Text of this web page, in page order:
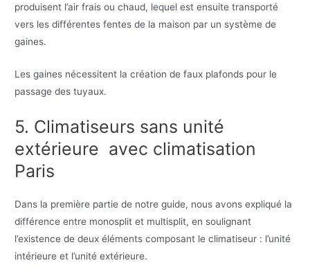
produisent l’air frais ou chaud, lequel est ensuite transporté
vers les différentes fentes de la maison par un système de
gaines.
Les gaines nécessitent la création de faux plafonds pour le
passage des tuyaux.
5. Climatiseurs sans unité
extérieure avec climatisation
Paris
Dans la première partie de notre guide, nous avons expliqué la
différence entre monosplit et multisplit, en soulignant
l’existence de deux éléments composant le climatiseur : l’unité
intérieure et l’unité extérieure.